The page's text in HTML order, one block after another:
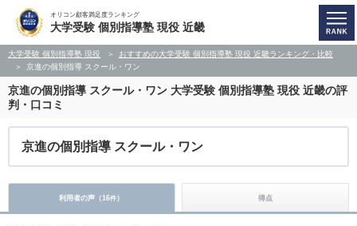
オリコン顧客満足度ランキング
大学受験 個別指導塾 現役 近畿
大学受験 個別指導塾 現役
おすすめの大学受験 個別指導塾 現役 近畿ランキング・比較
京進の個別指導 スクール・ワン
京進の個別指導 スクール・ワン 大学受験 個別指導塾 現役 近畿の評
判・口コミ
京進の個別指導 スクール・ワン
利用者の声（16件） 得点